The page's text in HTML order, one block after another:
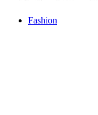
Fashion